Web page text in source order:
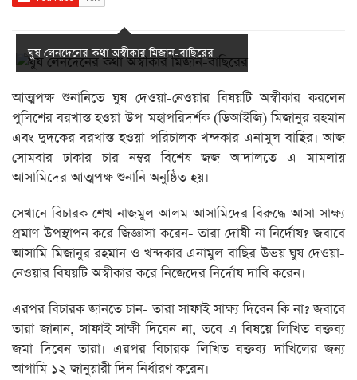
ঘুষ লেনদেনের কথা অস্বীকার মিজান-বাছিরের
আত্মপক্ষ শুনানিতে ঘুষ দেওয়া-নেওয়ার বিষয়টি অস্বীকার করলেন
পুলিশের বরখাস্ত হওয়া উপ-মহাপরিদর্শক (ডিআইজি) মিজানুর রহমান
এবং দুদকের বরখাস্ত হওয়া পরিচালক খন্দকার এনামুল বাছির। আজ
সোমবার ঢাকার চার নম্বর বিশেষ জজ আদালতে এ মামলায়
আসামিদের আত্মপক্ষ শুনানি অনুষ্ঠিত হয়।
সেখানে বিচারক শেখ নাজমুল আলম আসামিদের বিরুদ্ধে আসা সাক্ষ্য
প্রমাণ উপস্থাপন করে জিজ্ঞাসা করেন- তারা দোষী না নির্দোষ? জবাবে
আসামি মিজানুর রহমান ও খন্দকার এনামুল বাছির উভয় ঘুষ দেওয়া-
নেওয়ার বিষয়টি অস্বীকার করে নিজেদের নির্দোষ দাবি করেন।
এরপর বিচারক জানতে চান- তারা সাফাই সাক্ষ্য দিবেন কি না? জবাবে
তারা জানান, সাফাই সাক্ষী দিবেন না, তবে এ বিষয়ে লিখিত বক্তব্য
জমা দিবেন তারা। এরপর বিচারক লিখিত বক্তব্য দাখিলের জন্য
আগামি ১২ জানুয়ারী দিন নির্ধারণ করেন।